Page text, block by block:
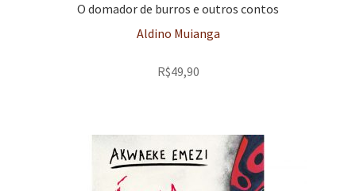
O domador de burros e outros contos
Aldino Muianga
R$49,90